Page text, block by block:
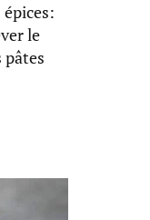
le
pâtes